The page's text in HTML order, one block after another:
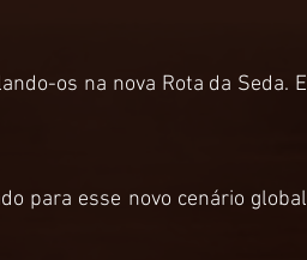
os na nova Rota da Seda. E
para esse novo cenário global